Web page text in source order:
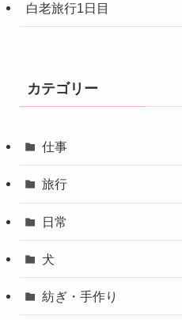
白老旅行1日目
カテゴリー
仕事
旅行
日常
犬
紡ぎ・手作り